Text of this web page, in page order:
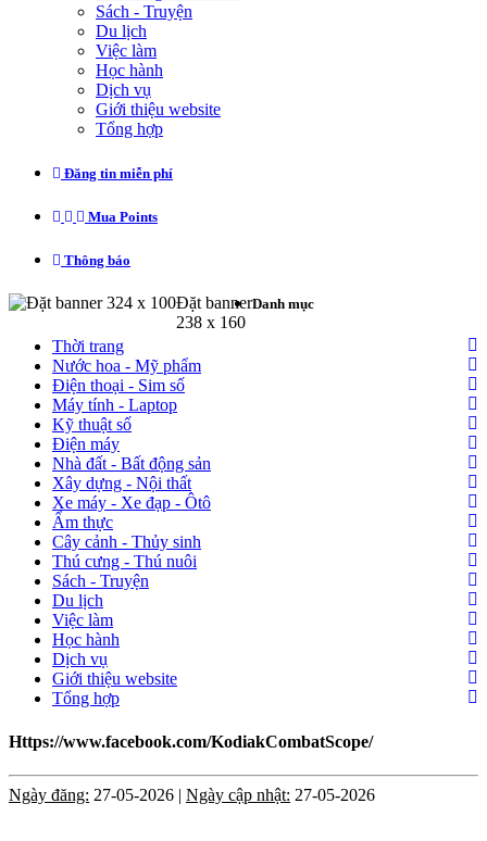
Sách - Truyện
Du lịch
Việc làm
Học hành
Dịch vụ
Giới thiệu website
Tổng hợp
Đăng tin miễn phí
Mua Points
Thông báo
Đặt banner 324 x 100Đặt banner
238 x 160
Danh mục
Thời trang
Nước hoa - Mỹ phẩm
Điện thoại - Sim số
Máy tính - Laptop
Kỹ thuật số
Điện máy
Nhà đất - Bất động sản
Xây dựng - Nội thất
Xe máy - Xe đạp - Ôtô
Ẩm thực
Cây cảnh - Thủy sinh
Thú cưng - Thú nuôi
Sách - Truyện
Du lịch
Việc làm
Học hành
Dịch vụ
Giới thiệu website
Tổng hợp
Https://www.facebook.com/KodiakCombatScope/
Ngày đăng: 27-05-2026 | Ngày cập nhật: 27-05-2026